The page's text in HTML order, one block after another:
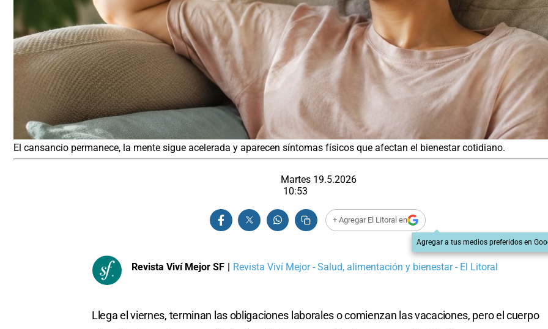
El cansancio permanece, la mente sigue acelerada y aparecen síntomas físicos que afectan el bienestar cotidiano.
Martes 19.5.2026
10:53
+ Agregar El Litoral en
Agregar a tus medios preferidos en
Revista Viví Mejor SF | Revista Viví Mejor - Salud, alimentación y bienestar - El Litoral
Llega el viernes, terminan las obligaciones laborales o comienzan las vacaciones, pero el cuerpo